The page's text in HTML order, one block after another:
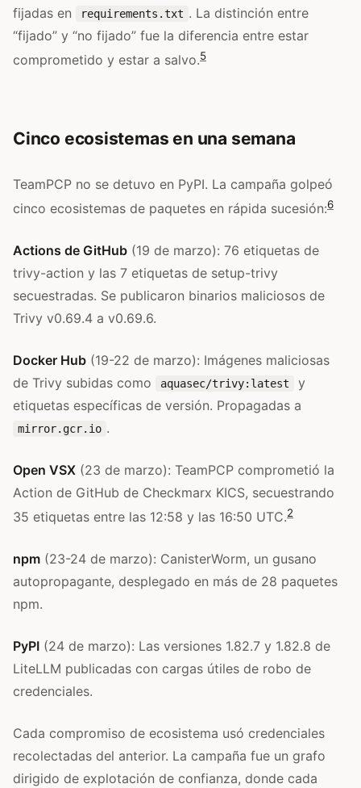
fijadas en
requirements.txt . La distinción entre
“fijado” y “no fijado” fue la diferencia entre estar
comprometido y estar a salvo.5
Cinco ecosistemas en una semana
TeamPCP no se detuvo en PyPI. La campaña golpeó
cinco ecosistemas de paquetes en rápida sucesión:6
Actions de GitHub (19 de marzo): 76 etiquetas de
trivy-action y las 7 etiquetas de setup-trivy
secuestradas. Se publicaron binarios maliciosos de
Trivy v0.69.4 a v0.69.6.
Docker Hub (19-22 de marzo): Imágenes maliciosas
de Trivy subidas como
aquasec/trivy:latest
y
etiquetas específicas de versión. Propagadas a
mirror.gcr.io .
Open VSX (23 de marzo): TeamPCP comprometió la
Action de GitHub de Checkmarx KICS, secuestrando
35 etiquetas entre las 12:58 y las 16:50 UTC.2
npm (23-24 de marzo): CanisterWorm, un gusano
autopropagante, desplegado en más de 28 paquetes
npm.
PyPI (24 de marzo): Las versiones 1.82.7 y 1.82.8 de
LiteLLM publicadas con cargas útiles de robo de
credenciales.
Cada compromiso de ecosistema usó credenciales
recolectadas del anterior. La campaña fue un grafo
dirigido de explotación de confianza, donde cada